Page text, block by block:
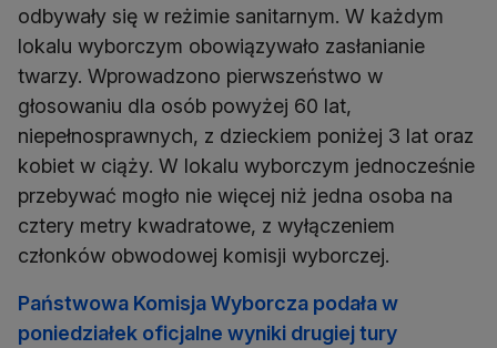
odbywały się w reżimie sanitarnym. W każdym
lokalu wyborczym obowiązywało zasłanianie
twarzy. Wprowadzono pierwszeństwo w
głosowaniu dla osób powyżej 60 lat,
niepełnosprawnych, z dzieckiem poniżej 3 lat oraz
kobiet w ciąży. W lokalu wyborczym jednocześnie
przebywać mogło nie więcej niż jedna osoba na
cztery metry kwadratowe, z wyłączeniem
członków obwodowej komisji wyborczej.
Państwowa Komisja Wyborcza podała w
poniedziałek oficjalne wyniki drugiej tury